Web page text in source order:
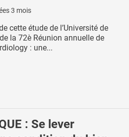
3 mois
cette étude de l’Université de
la 72è Réunion annuelle de
: une...
: Se lever